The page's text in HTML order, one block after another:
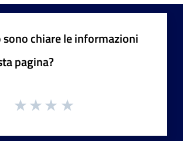
sono chiare le informazioni
pagina?